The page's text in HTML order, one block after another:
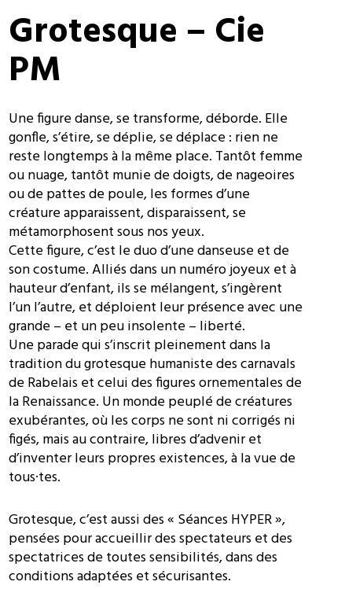
Grotesque – Cie
PM
Une figure danse, se transforme, déborde. Elle
gonfle, s’étire, se déplie, se déplace : rien ne
reste longtemps à la même place. Tantôt femme
ou nuage, tantôt munie de doigts, de nageoires
ou de pattes de poule, les formes d’une
créature apparaissent, disparaissent, se
métamorphosent sous nos yeux.
Cette figure, c’est le duo d’une danseuse et de
son costume. Alliés dans un numéro joyeux et à
hauteur d’enfant, ils se mélangent, s’ingèrent
l’un l’autre, et déploient leur présence avec une
grande – et un peu insolente – liberté.
Une parade qui s’inscrit pleinement dans la
tradition du grotesque humaniste des carnavals
de Rabelais et celui des figures ornementales de
la Renaissance. Un monde peuplé de créatures
exubérantes, où les corps ne sont ni corrigés ni
figés, mais au contraire, libres d’advenir et
d’inventer leurs propres existences, à la vue de
tous·tes.
Grotesque, c’est aussi des « Séances HYPER »,
pensées pour accueillir des spectateurs et des
spectatrices de toutes sensibilités, dans des
conditions adaptées et sécurisantes.